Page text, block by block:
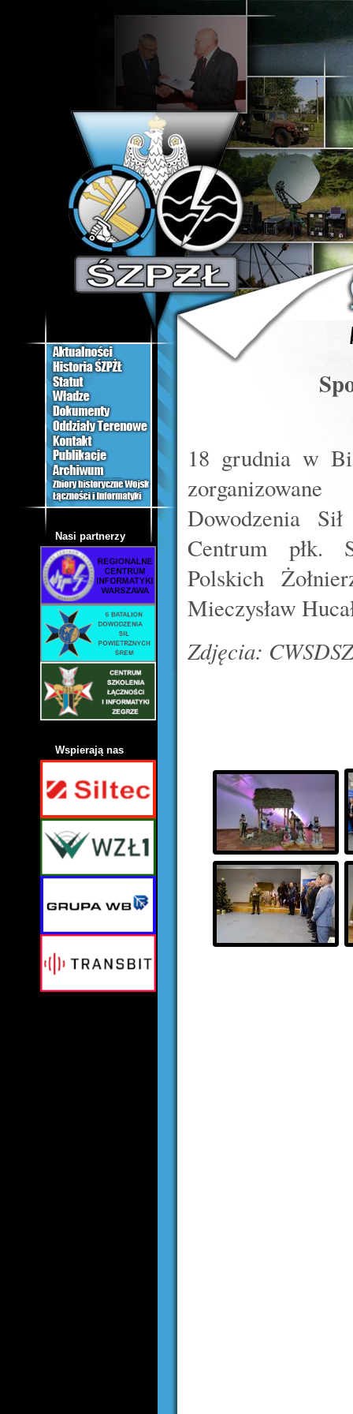
Nasi partnerzy
Wspierają nas
18 grudnia w
Dowodzenia
Centrum płk.
Polskich
Mieczysław
Zdjęcia: CWSDSZ